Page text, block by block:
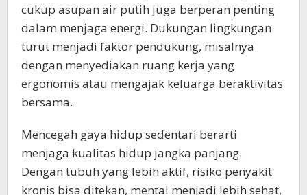
cukup asupan air putih juga berperan penting
dalam menjaga energi. Dukungan lingkungan
turut menjadi faktor pendukung, misalnya
dengan menyediakan ruang kerja yang
ergonomis atau mengajak keluarga beraktivitas
bersama.
Mencegah gaya hidup sedentari berarti
menjaga kualitas hidup jangka panjang.
Dengan tubuh yang lebih aktif, risiko penyakit
kronis bisa ditekan, mental menjadi lebih sehat,